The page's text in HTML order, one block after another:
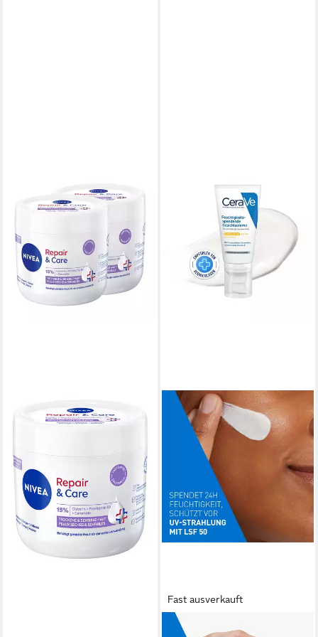
Fast ausverkauft
CERAVE